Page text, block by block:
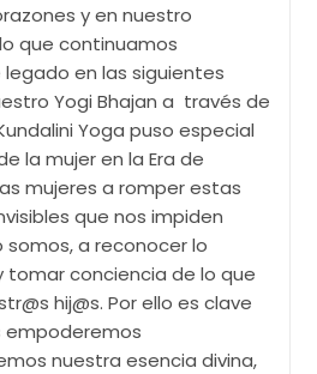
y en nuestro
que continuamos
en las siguientes
Yogi Bhajan a través de
Yoga puso especial
la mujer en la Era de
mujeres a romper estas
que nos impiden
a reconocer lo
tomar conciencia de lo que
hij@s. Por ello es clave
empoderemos
nuestra esencia divina,